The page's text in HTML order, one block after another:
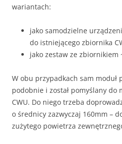
wariantach:
jako samodzielne
do istniejącego zbiornika
jako zestaw ze zbiornikiem
W obu przypadkach sam moduł
podobnie i został pomyślany do
CWU. Do niego trzeba
o średnicy zazwyczaj 160mm –
zużytego powietrza